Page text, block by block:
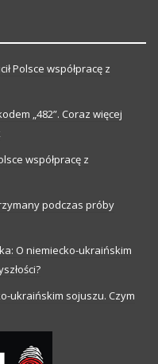
Polsce współpracę z
„482”. Coraz więcej
współpracę z
podczas próby
O niemiecko-ukraińskim
ukraińskim sojuszu. Czym